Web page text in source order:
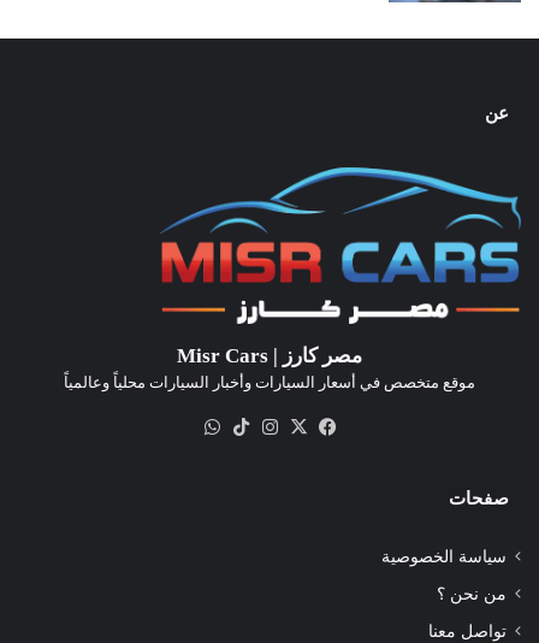
عن
مصر كارز | Misr Cars
موقع متخصص في أسعار السيارات وأخبار السيارات محلياً وعالمياً
فيسبوك
‫X انستقرام‫TikTok
صفحات
سياسة الخصوصية
من نحن ؟
تواصل معنا